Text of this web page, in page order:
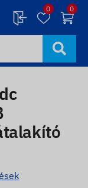
0 0